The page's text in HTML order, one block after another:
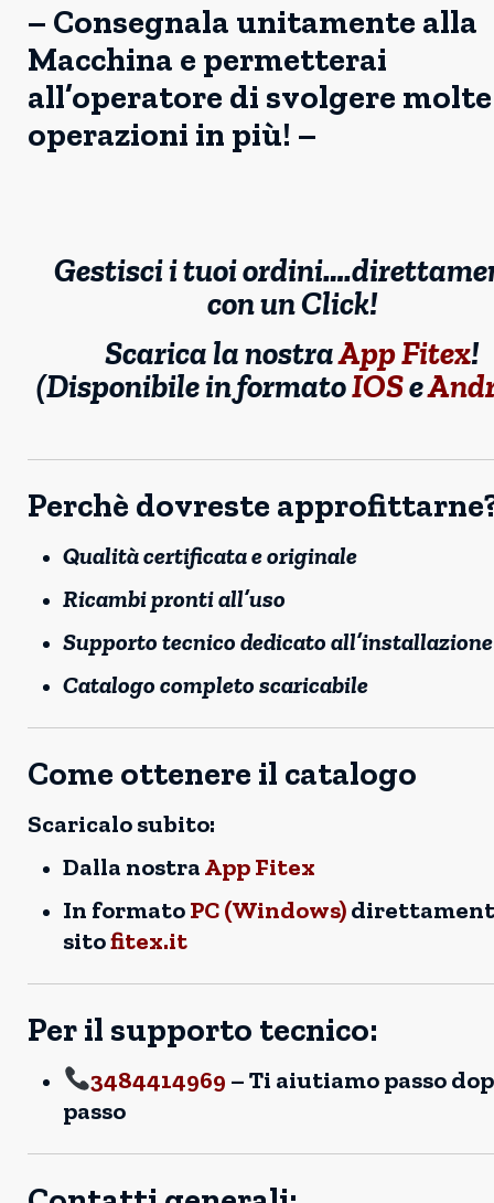
– Consegnala unitamente alla
Macchina e permetterai
all’operatore di svolgere molte
operazioni in più! –
Gestisci i tuoi
con un Click!
Scarica la nostraApp Fitex!
(Disponibile in formatoIOSe
Perchè dovreste
Qualità certificata e originale
Ricambi pronti all’uso
Supporto tecnico dedicato all’installazione
Catalogo completo scaricabile
Come ottenere il catalogo
Scaricalo subito:
Dalla nostraApp Fitex
In formatoPC (Windows)
sitofitex.it
Per il supporto tecnico:
3484414969 – Ti aiutiamo passo
passo